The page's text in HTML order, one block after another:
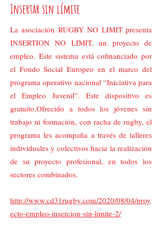
Insertar sin límite
La asociación RUGBY NO LIMIT presenta
INSERTION NO LIMIT, un proyecto de
empleo. Este sistema está cofinanciado por
el Fondo Social Europeo en el marco del
programa operativo nacional “Iniciativa para
el Empleo Juvenil”. Este dispositivo es
gratuito.Ofrecido a todos los jóvenes sin
trabajo ni formación, con racha de rugby, el
programa les acompaña a través de talleres
individuales y colectivos hacia la realización
de su proyecto profesional, en todos los
sectores combinados.
http://www.cd31rugby.com/2020/08/04/proy
ecto-empleo-insercion-sin-limite-2/